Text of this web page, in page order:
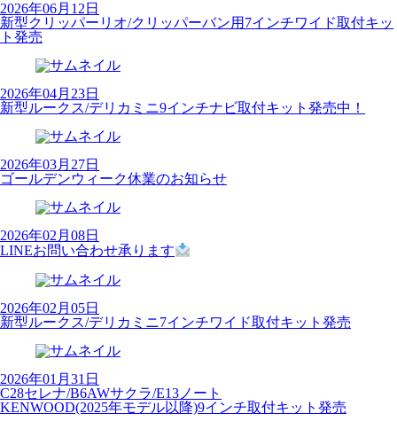
2026年06月12日
新型クリッパーリオ/クリッパーバン用7インチワイド取付キッ
ト発売
2026年04月23日
新型ルークス/デリカミニ9インチナビ取付キット発売中！
2026年03月27日
ゴールデンウィーク休業のお知らせ
2026年02月08日
LINEお問い合わせ承ります
2026年02月05日
新型ルークス/デリカミニ7インチワイド取付キット発売
2026年01月31日
C28セレナ/B6AWサクラ/E13ノート
KENWOOD(2025年モデル以降)9インチ取付キット発売